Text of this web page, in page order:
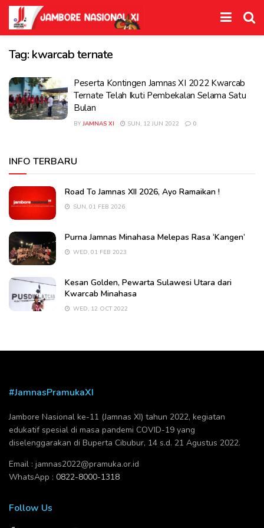
Tag: kwarcab ternate
Peserta Kontingen Jamnas XI 2022 Kwarcab
Ternate Telah Ikuti Pembekalan Selama Satu
Bulan
BY JAMNAS XI SUN, 12 JUN 2022 0
INFO TERBARU
Road To Jamnas XII 2026, Ayo Ramaikan !
SUN, 01 FEB 2026
Purna Jamnas Minahasa Melepas Rasa ‘Kangen’
WED, 01 FEB 2023
Kesan Golden, Pewarta Sulawesi Utara dari
Kwarcab Minahasa
WED, 12 OCT 2022
#JamnasPramukaXI
Jambore Nasional ke-11 (Jamnas XI) tahun 2022, kegiatan
edukatif spesial di masa pandemi COVID-19 yang
diselenggarakan di Buperta Cibubur, 14 s.d. 21 Agustus 2022.
Email : jamnas2022@pramuka.or.id
WhatsApp : 0822-8000-1318
Follow Us